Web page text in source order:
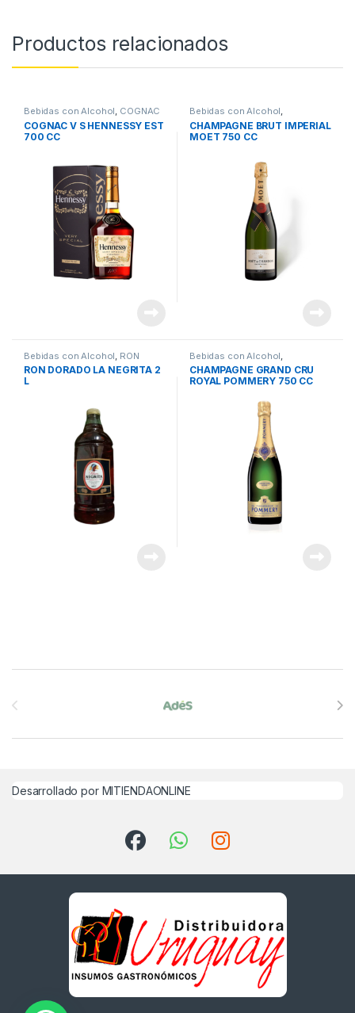
Productos relacionados
Bebidas con Alcohol, COGNAC
COGNAC V S HENNESSY EST
700 CC
Bebidas con Alcohol,
CHAMPAGNE
CHAMPAGNE BRUT IMPERIAL
MOET 750 CC
Bebidas con Alcohol RON
RON DORADO LA NEGRITA 2
L
Bebidas con Alcohol
CHAMPAGNE
CHAMPAGNE GRAND CRU
ROYAL POMMERY 750 CC
Desarrollado por MITIENDAONLINE